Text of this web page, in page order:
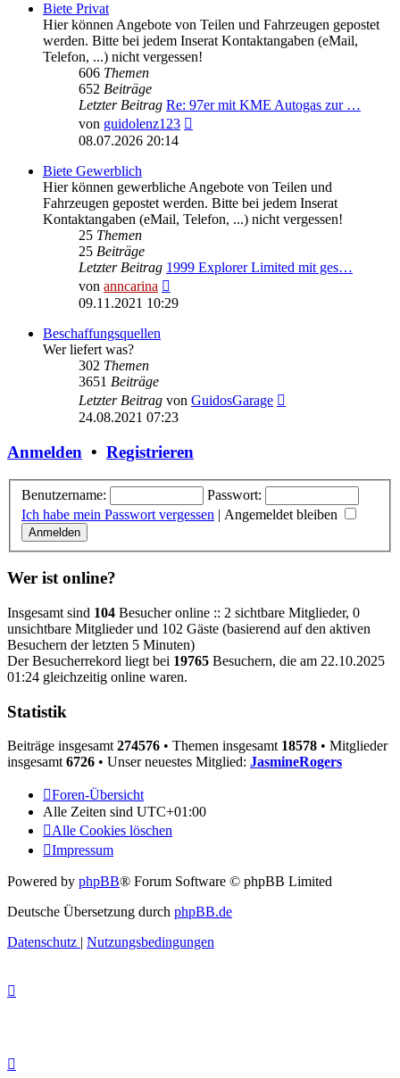
Biete Privat
Hier können Angebote von Teilen und Fahrzeugen gepostet
werden. Bitte bei jedem Inserat Kontaktangaben (eMail,
Telefon, ...) nicht vergessen!
606 Themen
652 Beiträge
Letzter Beitrag Re: 97er mit KME Autogas zur …
von guidolenz123
08.07.2026 20:14
Biete Gewerblich
Hier können gewerbliche Angebote von Teilen und
Fahrzeugen gepostet werden. Bitte bei jedem Inserat
Kontaktangaben (eMail, Telefon, ...) nicht vergessen!
25 Themen
25 Beiträge
Letzter Beitrag 1999 Explorer Limited mit ges…
von anncarina
Beitrag
09.11.2021 10:29
Beschaffungsquellen
Wer liefert was?
302 Themen
3651 Beiträge
Letzter Beitrag von GuidosGarage
24.08.2021 07:23
Anmelden • Registrieren
Benutzername:
Passwort:
Ich habe mein Passwort vergessen | Angemeldet bleiben
Wer ist online?
Insgesamt sind 104 Besucher online :: 2 sichtbare Mitglieder, 0
unsichtbare Mitglieder und 102 Gäste (basierend auf den aktiven
Besuchern der letzten 5 Minuten)
Der Besucherrekord liegt bei 19765 Besuchern, die am 22.10.2025
01:24 gleichzeitig online waren.
Statistik
Beiträge insgesamt 274576 • Themen insgesamt 18578 • Mitglieder
insgesamt 6726 • Unser neuestes Mitglied: JasmineRogers
Foren-Übersicht
Alle Zeiten sind UTC+01:00
Alle Cookies löschen
Impressum
Powered by phpBB® Forum Software © phpBB Limited
Deutsche Übersetzung durch phpBB.de
Datenschutz | Nutzungsbedingungen